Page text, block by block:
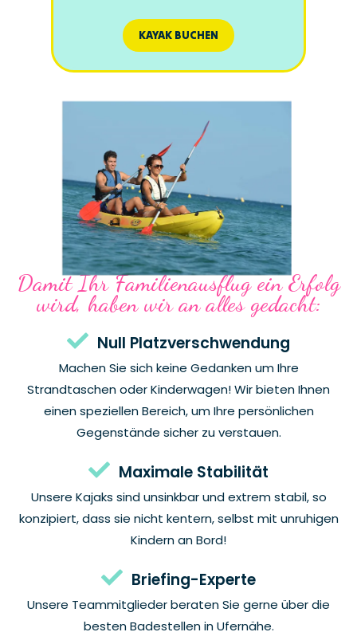
KAYAK BUCHEN
Damit Ihr Familienausflug ein Erfolg
wird, haben wir an alles gedacht:
Null Platzverschwendung
Machen Sie sich keine Gedanken um Ihre
Strandtaschen oder Kinderwagen! Wir bieten Ihnen
einen speziellen Bereich, um Ihre persönlichen
Gegenstände sicher zu verstauen.
Maximale Stabilität
Unsere Kajaks sind unsinkbar und extrem stabil, so
konzipiert, dass sie nicht kentern, selbst mit unruhigen
Kindern an Bord!
Briefing-Experte
Unsere Teammitglieder beraten Sie gerne über die
besten Badestellen in Ufernähe.